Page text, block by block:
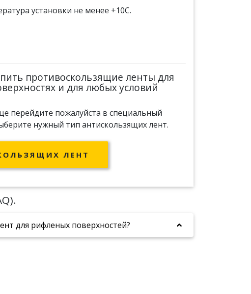
установки не менее +10С.
противоскользящие ленты для
и для любых условий
перейдите пожалуйста в специальный
нужный тип антискользящих лент.
ЛЕНТ
для рифленых поверхностей?